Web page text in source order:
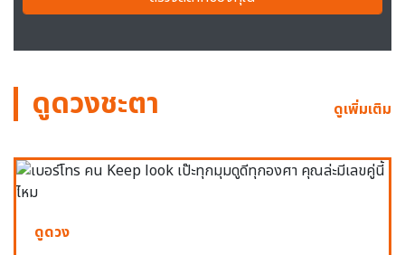
ดูดวงชะตา ดูเพิ่มเติม
ดูดวง